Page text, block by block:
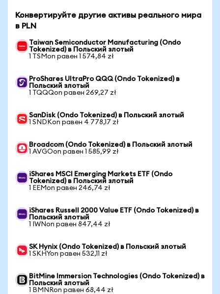
Конвертируйте другие активы реального мира
в PLN
Taiwan Semiconductor Manufacturing (Ondo
Tokenized) в Польский злотый
1 TSMon равен 1 574,84 zł
ProShares UltraPro QQQ (Ondo Tokenized) в
Польский злотый
1 TQQQon равен 269,27 zł
SanDisk (Ondo Tokenized) в Польский злотый
1 SNDKon равен 4 778,17 zł
Broadcom (Ondo Tokenized) в Польский злотый
1 AVGOon равен 1 585,99 zł
iShares MSCI Emerging Markets ETF (Ondo
Tokenized) в Польский злотый
1 EEMon равен 246,74 zł
iShares Russell 2000 Value ETF (Ondo Tokenized) в
Польский злотый
1 IWNon равен 847,44 zł
SK Hynix (Ondo Tokenized) в Польский злотый
1 SKHYon равен 532,11 zł
BitMine Immersion Technologies (Ondo Tokenized) в
Польский злотый
1 BMNRon равен 68,44 zł